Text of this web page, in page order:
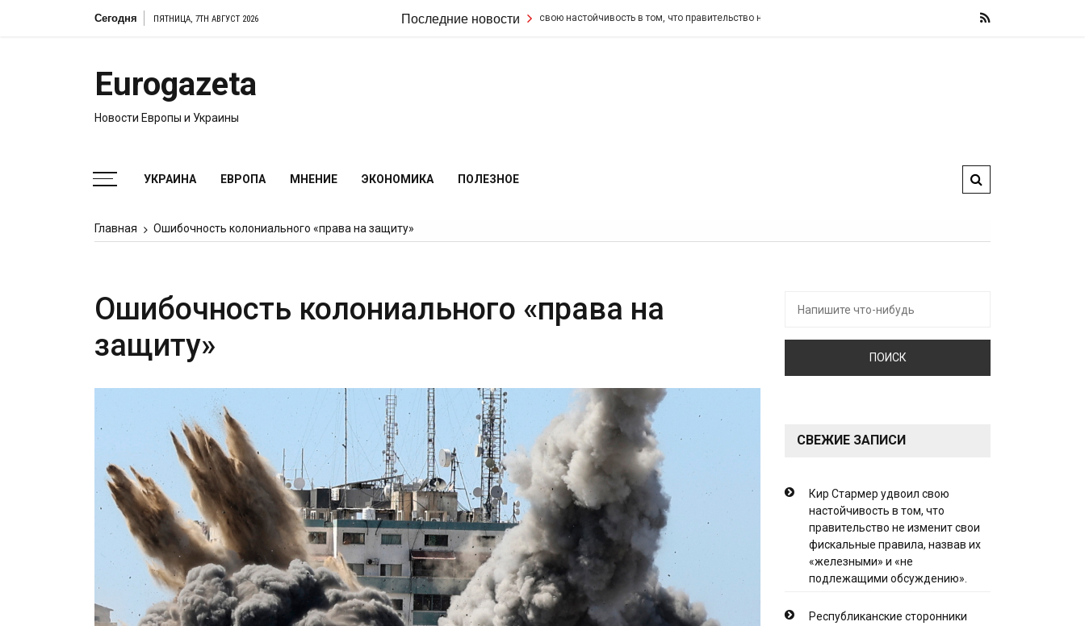
Сегодня ПЯТНИЦА, 7TH АВГУСТ 2026 Последние новости
Кир Стармер удвоил свою настойчивость в том, что правительство не изменит свои фискальные правила, назвав их «железными» и «не
Eurogazeta
Новости Европы и Украины
УКРАИНА ЕВРОПА МНЕНИЕ ЭКОНОМИКА ПОЛЕЗНОЕ
Главная Ошибочность колониального «права на защиту»
Ошибочность колониального «права на
защиту»
СВЕЖИЕ ЗАПИСИ
Кир Стармер удвоил свою
настойчивость в том, что
правительство не изменит свои
фискальные правила, назвав их
«железными» и «не
подлежащими обсуждению».
Республиканские сторонники